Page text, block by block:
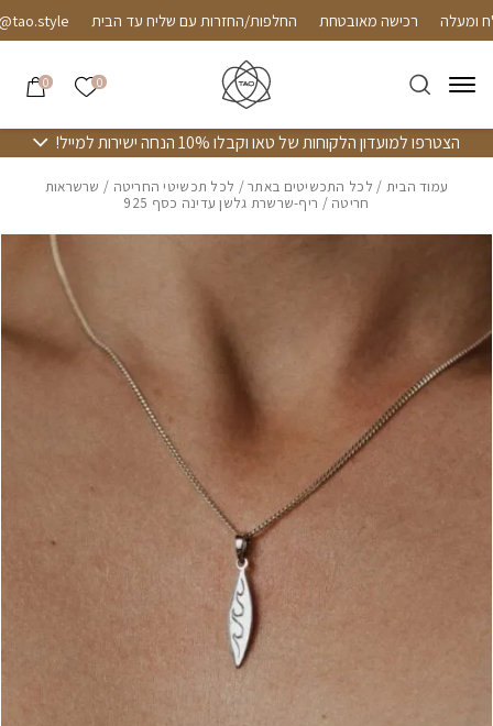
Skip to Contentרכישה מאובטחת החלפות/החזרות עם שליח עד הבית
0 הרשימה
0
הצטרפו למועדון הלקוחות של טאו וקבלו 10% הנחה ישירות למייל!
עמוד הבית / לכל התכשיטים באתר/ לכל תכשיטי החריטה / שרשראות
חריטה / ריף-שרשרת גלשן עדינה כסף 925
בחזרה למעלה